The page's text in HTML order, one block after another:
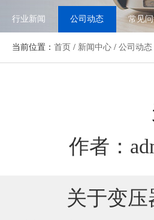
行业新闻 公司动态 常见
当前位置： 首页 / 新闻中心 / 公司动态
作者：
关于变压